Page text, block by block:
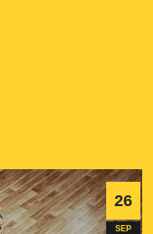
26
SEP